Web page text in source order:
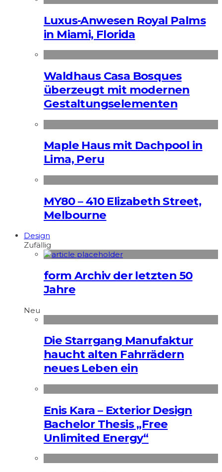
Luxus-Anwesen Royal Palms
in Miami, Florida
Waldhaus Casa Bosques
überzeugt mit modernen
Gestaltungselementen
Maple Haus mit Dachpool in
Lima, Peru
MY80 – 410 Elizabeth Street,
Melbourne
Design
Zufällig
form Archiv der letzten 50
Jahre
Neu
Die Starrgang Manufaktur
haucht alten Fahrrädern
neues Leben ein
Enis Kara – Exterior Design
Bachelor Thesis „Free
Unlimited Energy“